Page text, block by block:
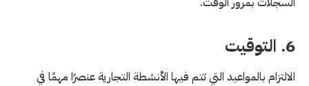
6. التوقيت
الالتزام بالمواعيد التي تتم فيها الأنشطة التجارية عنصرًا مهمًا في